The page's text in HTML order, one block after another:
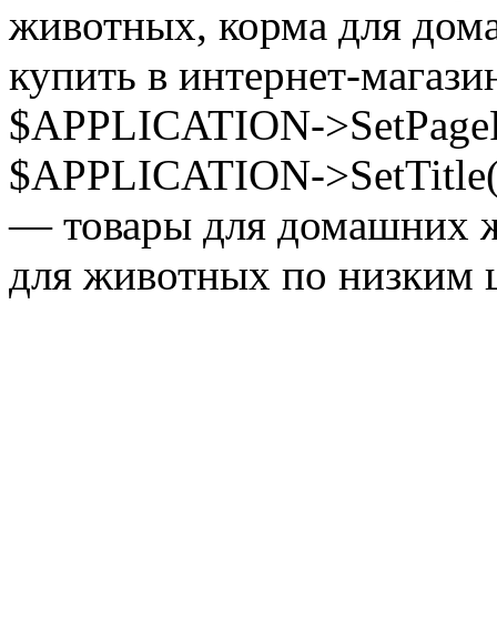
животных, корма для
купить в интернет-
$APPLICATION-
$APPLICATION-
— товары для домашних
для животных по низким